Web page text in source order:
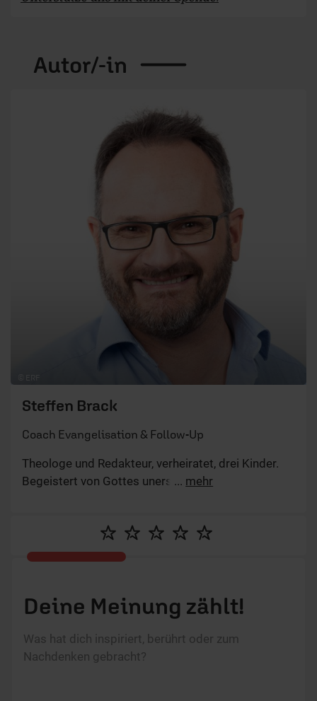
Autor/-in
© ERF
Steffen Brack
Coach Evangelisation & Follow-Up
Theologe und Redakteur, verheiratet, drei Kinder.
Begeistert von Gottes unerschütterlicher Liebe.
... mehr
Deine Meinung zählt!
Was hat dich inspiriert, berührt oder zum
Nachdenken gebracht?